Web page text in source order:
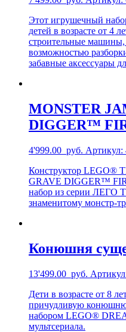
Этот игрушечный
детей в возрасте от 4
строительные
возможностью
забавные аксессуары
MONSTER
DIGGER™
4'999.00 руб. Артикул:
Конструктор LEGO®
GRAVE DIGGER™
набор из серии ЛЕГО
знаменитому монстр-
Конюшня
13'499.00 руб.
Дети в возрасте от 8
причудливую конюшню
набором LEGO®
мультсериала.